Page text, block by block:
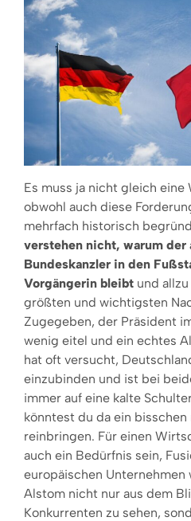
Es muss ja nicht gleich
obwohl auch diese
mehrfach historisch
verstehen nicht, warum der
Bundeskanz­ler in den
Vorgängerin bleibt und
größten und wichtigsten
Zugegeben, der Präsi­dent
wenig eitel und ein echtes
hat oft ver­sucht,
einzubinden und ist bei
immer auf eine kalte
könntest du da ein bisschen
reinbringen. Für einen
auch ein Bedürf­nis sein,
europäischen Unternehmen
Alstom nicht nur aus dem
Konkurrenten zu sehen,